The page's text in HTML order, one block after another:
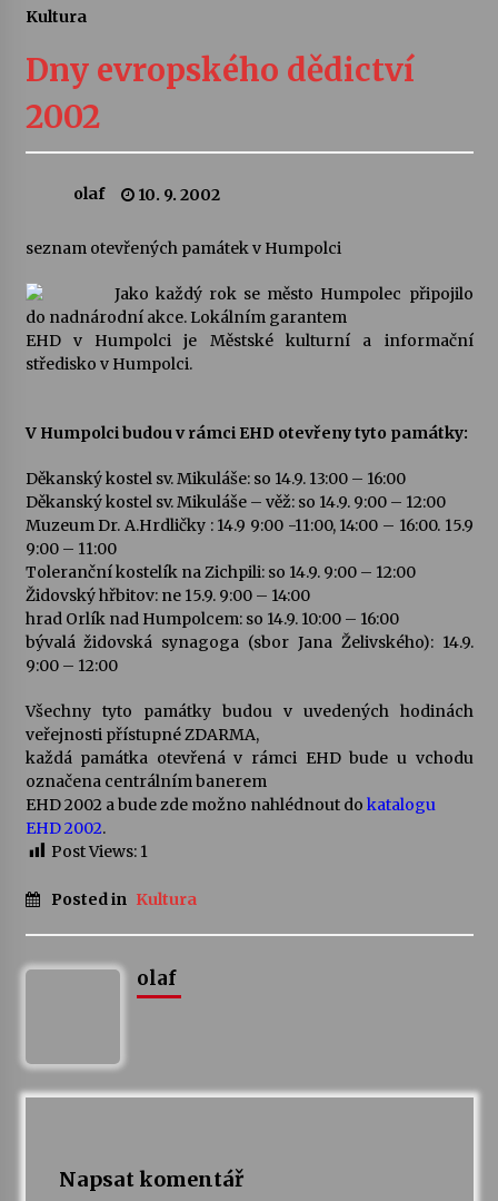
Sukuba Ensemble
4. 8. 2026
kapkou
Veselí muzikanti
Pozvánka na integrační festival Quijotova
šedesátka: 28. 7.–1. 8. 2026
Letní koncerty ve Stromovce: Kolchoz a
28. 7. 2026
23. 7. 2026
Letní koncerty ve Stromovce: Rufus Miller
Vysočinka
17. 7. 2026
odkaz Josefa Čapka
13. 7. 2026
3. 7. 2026
30. 6. 2026
Kultura
Dny evropského dědictví
2002
olaf 10. 9. 2002
seznam otevřených památek v Humpolci
Jako každý rok se město Humpolec připojilo
do nadnárodní akce. Lokálním garantem
EHD v Humpolci je Městské kulturní a informační
středisko v Humpolci.
V Humpolci budou v rámci EHD otevřeny tyto památky:
Děkanský kostel sv. Mikuláše: so 14.9. 13:00 – 16:00
Děkanský kostel sv. Mikuláše – věž: so 14.9. 9:00 – 12:00
Muzeum Dr. A.Hrdličky : 14.9 9:00 -11:00, 14:00 – 16:00. 15.9
9:00 – 11:00
Toleranční kostelík na Zichpili: so 14.9. 9:00 – 12:00
Židovský hřbitov: ne 15.9. 9:00 – 14:00
hrad Orlík nad Humpolcem: so 14.9. 10:00 – 16:00
bývalá židovská synagoga (sbor Jana Želivského): 14.9.
9:00 – 12:00
Všechny tyto památky budou v uvedených hodinách
veřejnosti přístupné ZDARMA,
každá památka otevřená v rámci EHD bude u vchodu
označena centrálním banerem
EHD 2002 a bude zde možno nahlédnout do katalogu
EHD 2002.
Post Views: 1
Posted in Kultura
olaf
Napsat komentář